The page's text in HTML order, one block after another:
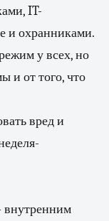
IT-
и охранниками.
у всех, но
и от того, что
вред и